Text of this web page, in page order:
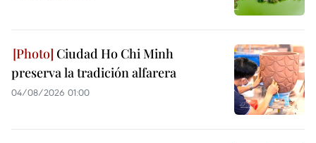
Ciudad Ho Chi Minh
preserva la tradición alfarera
04/08/2026 01:00